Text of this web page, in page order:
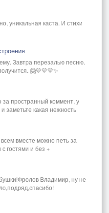
уникальная каста. И стихи
Завтра перезалью песню.
🤗💛💛💛✨
за пространный коммент, у
заметьте какая нежность
вместе можно петь за
гостями и без +
Владимир, ну не